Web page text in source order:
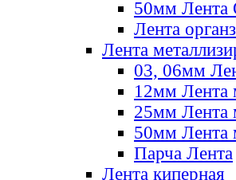
50мм Лента
Лента
Лента
03, 06мм
12мм Лента
25мм Лента
50мм Лента
Парча Лента
Лента киперная